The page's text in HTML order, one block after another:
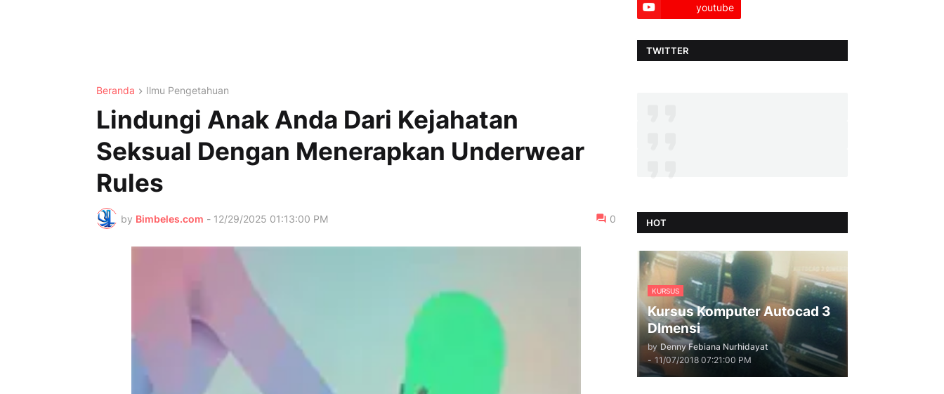
Beranda Ilmu Pengetahuan
Lindungi Anak Anda Dari Kejahatan
Seksual Dengan Menerapkan Underwear
Rules
by Bimbeles.com - 12/29/2025 01:13:00 PM 0
youtube
TWITTER
HOT
KURSUS
Kursus Komputer Autocad 3
DImensi
by Denny Febiana Nurhidayat
- 11/07/2018 07:21:00 PM